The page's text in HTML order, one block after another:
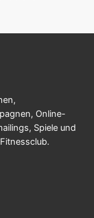
Online-
Spiele und